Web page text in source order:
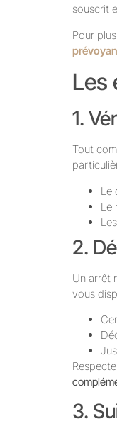
souscrit
Pour
Les
1.
Tout
Le
Le
2.
Un arrêt
vous
3.